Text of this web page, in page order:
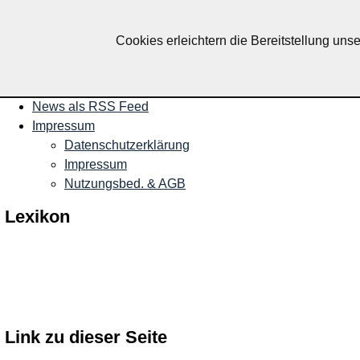
News als RSS Feed
Impressum
Datenschutzerklärung
Impressum
Nutzungsbed. & AGB
Lexikon
Link zu dieser Seite
Cookies erleichtern die Bereitstellung